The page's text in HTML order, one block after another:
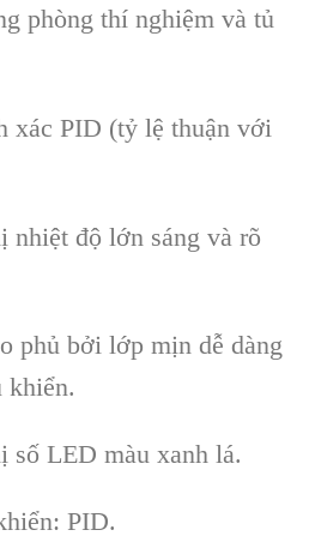
phòng thí nghiệm và tủ
PID (tỷ lệ thuận với
nhiệt độ lớn sáng và rõ
phủ bởi lớp mịn dễ dàng
khiển.
số LED màu xanh lá.
PID.